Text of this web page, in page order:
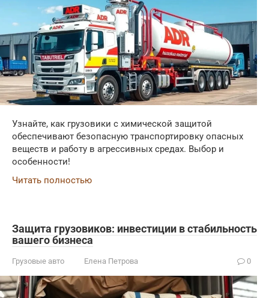
Узнайте, как грузовики с химической защитой
обеспечивают безопасную транспортировку опасных
веществ и работу в агрессивных средах. Выбор и
особенности!
Читать полностью
Защита грузовиков: инвестиции в стабильность
вашего бизнеса
Грузовые авто Елена Петрова 0